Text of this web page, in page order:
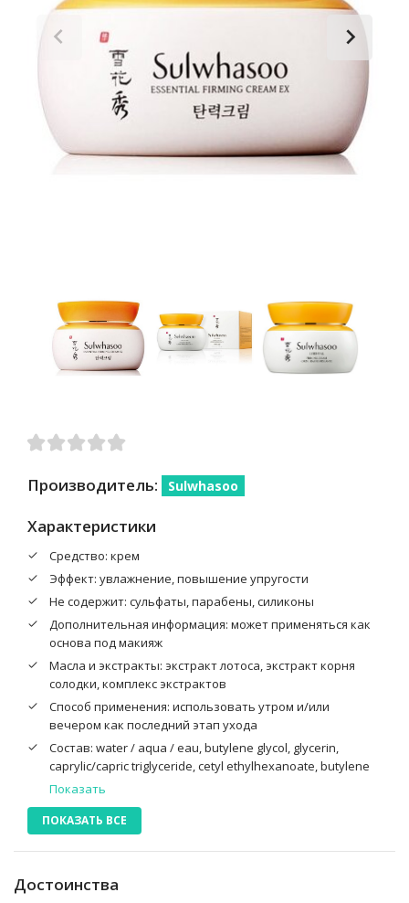
Производитель: Sulwhasoo
Характеристики
Средство: крем
Эффект: увлажнение, повышение упругости
Не содержит: сульфаты, парабены, силиконы
Дополнительная информация: может применяться как
основа под макияж
Масла и экстракты: экстракт лотоса, экстракт корня
солодки, комплекс экстрактов
Способ применения: использовать утром и/или
вечером как последний этап ухода
Состав: water / aqua / eau, butylene glycol, glycerin,
caprylic/capric triglyceride, cetyl ethylhexanoate, butylene
glycol dicaprylate/dicap-rate, cyclopentasiloxane,
cyclohexasiloxane, cetearyl alcohol, peg-100 stearate,
hydroxyethyl acrylate/sodium acryloyldimethyl taurate
copolymer,phenoxyethanol, polyacrylate-13, fragrance /
candidum bulb extract, paeonia albi-flora root extract,
Показать
ПОКАЗАТЬ ВСЕ
Достоинства